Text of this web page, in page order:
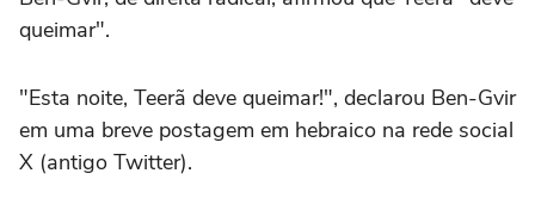
queimar".
"Esta noite, Teerã deve queimar!", declarou Ben-Gvir
em uma breve postagem em hebraico na rede social
X (antigo Twitter).